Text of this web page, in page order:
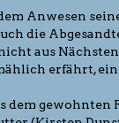
Anwesen
die
aus
erfährt,
gewohnten